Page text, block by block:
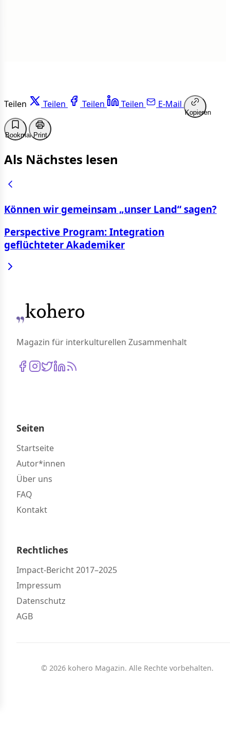
Teilen Teilen Teilen Teilen E-Mail
Kopieren
BookmarkPrint
Als Nächstes lesen
Können wir gemeinsam „unser Land“ sagen?
Perspective Program: Integration
geflüchteter Akademiker
Magazin für interkulturellen Zusammenhalt
Seiten
Startseite
Autor*innen
Über uns
FAQ
Kontakt
Rechtliches
Impact-Bericht 2017–2025
Impressum
Datenschutz
AGB
© 2026 kohero Magazin. Alle Rechte vorbehalten.